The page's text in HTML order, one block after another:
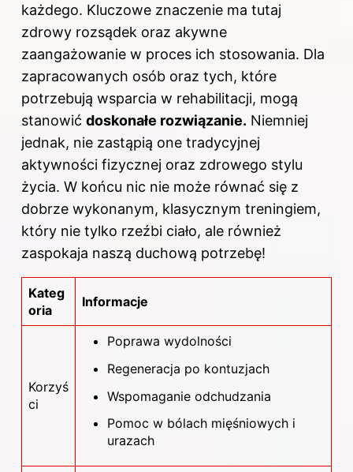
każdego. Kluczowe znaczenie ma tutaj
zdrowy rozsądek oraz akywne
zaangażowanie w proces ich stosowania. Dla
zapracowanych osób oraz tych, które
potrzebują wsparcia w rehabilitacji, mogą
stanowić doskonałe rozwiązanie. Niemniej
jednak, nie zastąpią one tradycyjnej
aktywności fizycznej oraz zdrowego stylu
życia. W końcu nic nie może równać się z
dobrze wykonanym, klasycznym treningiem,
który nie tylko rzeźbi ciało, ale również
zaspokaja naszą duchową potrzebę!
Kateg
oria
Informacje
Korzyś
ci
Poprawa wydolności
Regeneracja po kontuzjach
Wspomaganie odchudzania
Pomoc w bólach mięśniowych i
urazach